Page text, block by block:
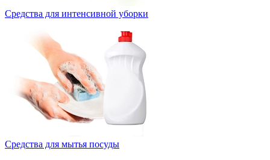
Средства для интенсивной уборки
Средства для мытья посуды